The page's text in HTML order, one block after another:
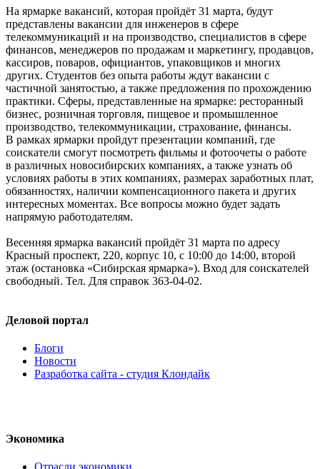
На ярмарке вакансий, которая пройдёт 31 марта, будут
представлены вакансии для инженеров в сфере
телекоммуникаций и на производство, специалистов в сфере
финансов, менеджеров по продажам и маркетингу, продавцов,
кассиров, поваров, официантов, упаковщиков и многих
других. Студентов без опыта работы ждут вакансии с
частичной занятостью, а также предложения по прохождению
практики. Сферы, представленные на ярмарке: ресторанный
бизнес, розничная торговля, пищевое и промышленное
производство, телекоммуникации, страхование, финансы.
В рамках ярмарки пройдут презентации компаний, где
соискатели смогут посмотреть фильмы и фотоочеты о работе
в различных новосибирских компаниях, а также узнать об
условиях работы в этих компаниях, размерах заработных плат,
обязанностях, наличии компенсационного пакета и других
интересных моментах. Все вопросы можно будет задать
напрямую работодателям.
Весенняя ярмарка вакансий пройдёт 31 марта по адресу
Красный проспект, 220, корпус 10, с 10:00 до 14:00, второй
этаж (остановка «Сибирская ярмарка»). Вход для соискателей
свободный. Тел. Для справок 363-04-02.
Деловой портал
Блоги
Новости
Разработка сайта - студия Клондайк
Экономика
Отрасли экономики